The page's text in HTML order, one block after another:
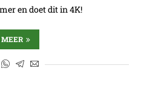
en doet dit in 4K!